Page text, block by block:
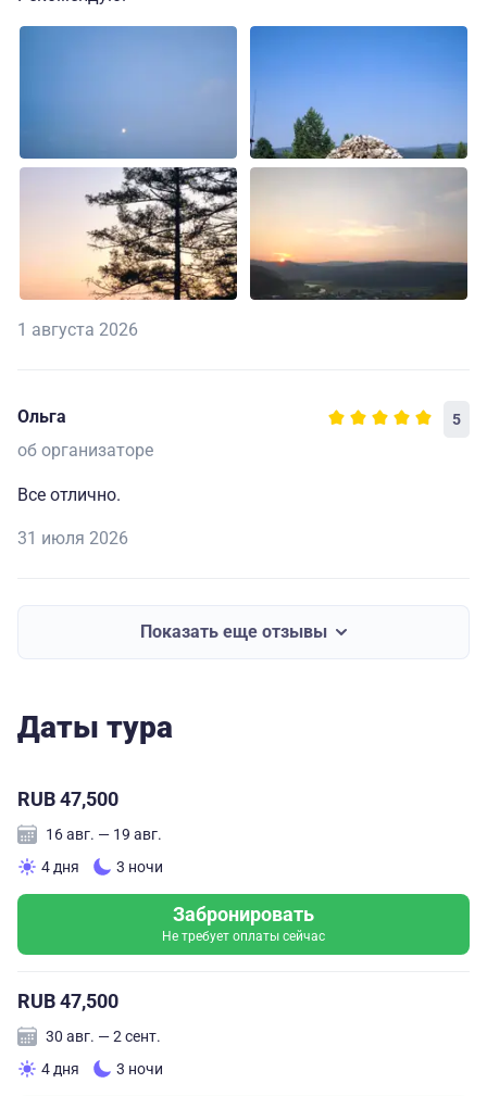
1 августа 2026
Ольга 5
об организаторе
Все отлично.
31 июля 2026
Показать еще отзывы
Даты тура
RUB 47,500
16 авг. — 19 авг.
4 дня
3 ночи
Забронировать
Не требует оплаты сейчас
RUB 47,500
30 авг. — 2 сент.
4 дня
3 ночи